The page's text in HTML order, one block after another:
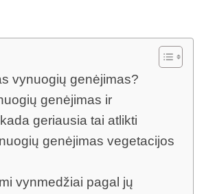
vynuogių genėjimas?
genėjimas ir
geriausia tai atlikti
genėjimas vegetacijos
vynmedžiai pagal jų